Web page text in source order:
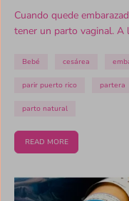
Cuando quede
tener un parto vaginal. A
Bebé cesárea
parir puerto rico partera
parto natural
READ MORE